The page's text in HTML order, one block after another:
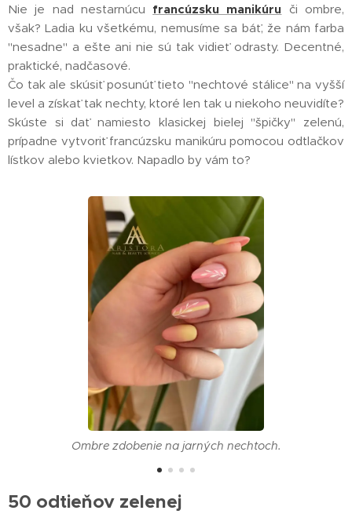
Nie je nad nestarnúcu francúzsku manikúru či ombre,
však? Ladia ku všetkému, nemusíme sa báť, že nám farba
"nesadne" a ešte ani nie sú tak vidieť odrasty. Decentné,
praktické, nadčasové.
Čo tak ale skúsiť posunúť tieto "nechtové stálice" na vyšší
level a získať tak nechty, ktoré len tak u niekoho neuvidíte?
Skúste si dať namiesto klasickej bielej "špičky" zelenú,
prípadne vytvoriť francúzsku manikúru pomocou odtlačkov
lístkov alebo kvietkov. Napadlo by vám to?
Ombre zdobenie na jarných nechtoch.
50 odtieňov zelenej